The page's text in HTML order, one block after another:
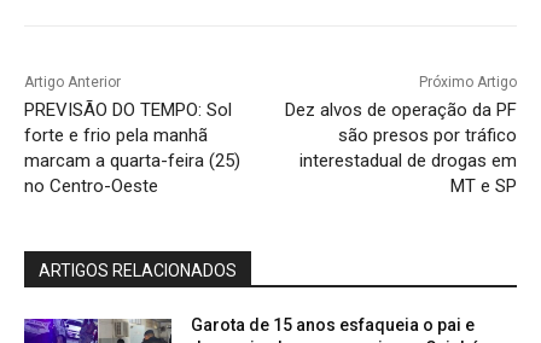
Artigo Anterior
PREVISÃO DO TEMPO: Sol
forte e frio pela manhã
marcam a quarta-feira (25)
no Centro-Oeste
Próximo Artigo
Dez alvos de operação da PF
são presos por tráfico
interestadual de drogas em
MT e SP
ARTIGOS RELACIONADOS
Garota de 15 anos esfaqueia o pai e